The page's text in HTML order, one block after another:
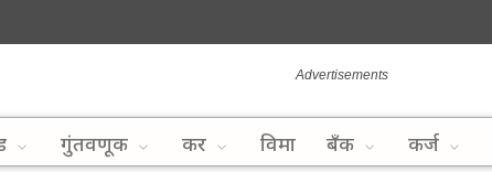
गुंतवणूक कर विमा बँक कर्ज